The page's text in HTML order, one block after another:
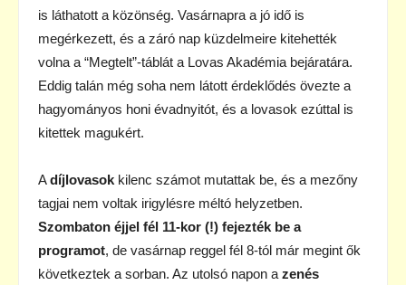
is láthatott a közönség. Vasárnapra a jó idő is
megérkezett, és a záró nap küzdelmeire kitehették
volna a “Megtelt”-táblát a Lovas Akadémia bejáratára.
Eddig talán még soha nem látott érdeklődés övezte a
hagyományos honi évadnyitót, és a lovasok ezúttal is
kitettek magukért.
Adíjlovasok kilenc számot mutattak be, és a mezőny
tagjai nem voltak irigylésre méltó helyzetben.
Szombaton éjjel fél 11-kor (!) fejezték be a
programot, de vasárnap reggel fél 8-tól már megint ők
következtek a sorban. Az utolsó napon a zenés